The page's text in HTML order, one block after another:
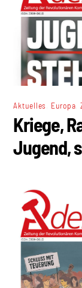
Aktuelles Europa
Kriege,
Jugend,